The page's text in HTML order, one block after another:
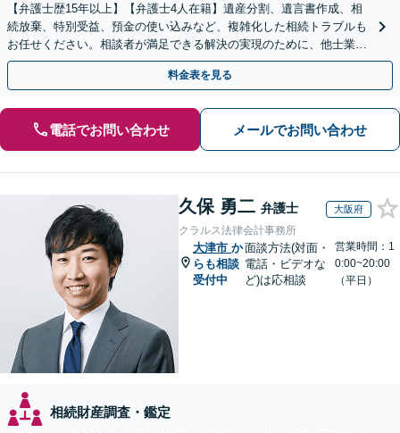
【弁護士歴15年以上】【弁護士4人在籍】遺産分割、遺言書作成、相
続放棄、特別受益、預金の使い込みなど、複雑化した相続トラブルも
お任せください。相談者が満足できる解決の実現のために、他士業と
連携し最善を尽くします【完全個室】
料金表を見る
電話でお問い合わせ メールでお問い合わせ
久保 勇二 弁護士 大阪府
クラルス法律会計事務所
大津市 か
らも相談
受付中
面談方法(対面・
電話・ビデオな
ど)は応相談
営業時間：1
0:00~20:00
（平日）
相続財産調査・鑑定